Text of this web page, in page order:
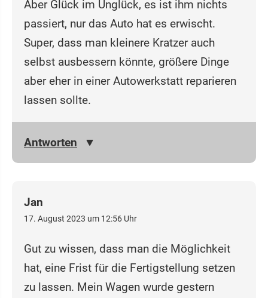
Aber Glück im Unglück, es ist ihm nichts
passiert, nur das Auto hat es erwischt.
Super, dass man kleinere Kratzer auch
selbst ausbessern könnte, größere Dinge
aber eher in einer Autowerkstatt reparieren
lassen sollte.
Antworten
Jan
17. August 2023 um 12:56 Uhr
Gut zu wissen, dass man die Möglichkeit
hat, eine Frist für die Fertigstellung setzen
zu lassen. Mein Wagen wurde gestern